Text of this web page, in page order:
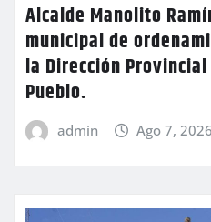
Alcalde Manolito
municipal de
la Dirección
Pueblo.
admin Ago 7, 2026